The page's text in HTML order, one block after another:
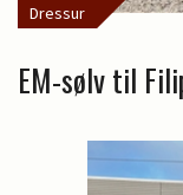
Dressur
EM-sølv til